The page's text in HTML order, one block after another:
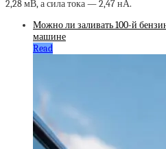
2,28 мВ, а сила тока — 2,47 нА.
Можно ли заливать 100-й
машине
Read